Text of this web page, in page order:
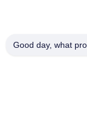
Địa chỉ
Good day, what